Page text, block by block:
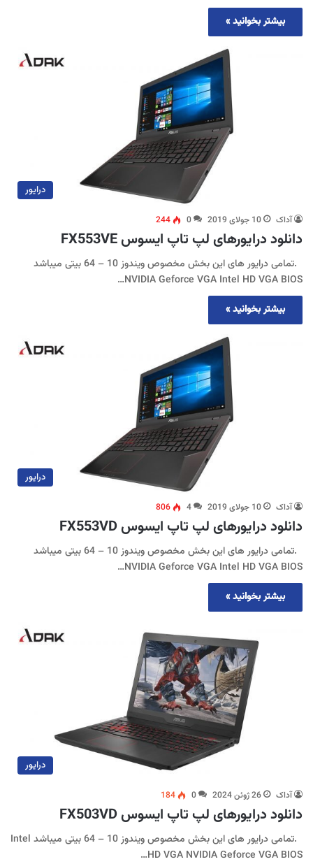
بیشتر بخوانید »
درایور
آداک 10 جولای 2019 0
244
دانلود درایورهای لپ تاپ ایسوس FX553VE
.تمامی درایور های این بخش مخصوص ویندوز 10 – 64 بیتی میباشد
NVIDIA Geforce VGA Intel HD VGA BIOS…
بیشتر بخوانید »
درایور
آداک 10 جولای 2019 4
806
دانلود درایورهای لپ تاپ ایسوس FX553VD
.تمامی درایور های این بخش مخصوص ویندوز 10 – 64 بیتی میباشد
NVIDIA Geforce VGA Intel HD VGA BIOS…
بیشتر بخوانید »
درایور
آداک 26 ژوئن 2024 0
184
دانلود درایورهای لپ تاپ ایسوس FX503VD
.تمامی درایور های این بخش مخصوص ویندوز 10 – 64 بیتی میباشد Intel
HD VGA NVIDIA Geforce VGA BIOS…